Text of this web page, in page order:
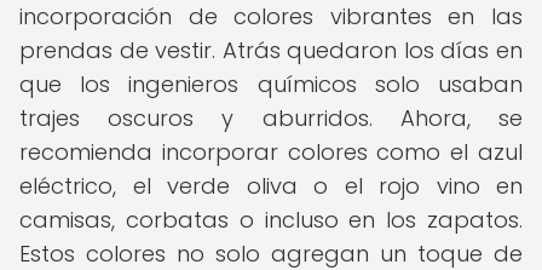
incorporación de colores vibrantes en las
prendas de vestir. Atrás quedaron los días en
que los ingenieros químicos solo usaban
trajes oscuros y aburridos. Ahora, se
recomienda incorporar colores como el azul
eléctrico, el verde oliva o el rojo vino en
camisas, corbatas o incluso en los zapatos.
Estos colores no solo agregan un toque de